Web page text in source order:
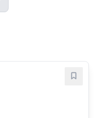
Save